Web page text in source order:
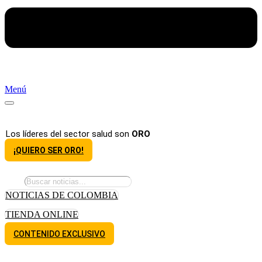
Menú
Los líderes del sector salud son ORO
¡QUIERO SER ORO!
NOTICIAS DE COLOMBIA
TIENDA ONLINE
CONTENIDO EXCLUSIVO